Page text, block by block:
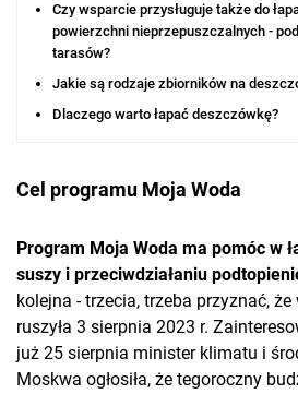
Czy wsparcie przysługuje także do
powierzchni nieprzepuszczalnych -
tarasów?
Jakie są rodzaje zbiorników na
Dlaczego warto łapać deszczówkę?
Cel programu Moja Woda
Program Moja Woda ma pomóc w
suszy i przeciwdziałaniu
kolejna - trzecia, trzeba przyznać,
ruszyła 3 sierpnia 2023 r.
już 25 sierpnia minister klimatu i
Moskwa ogłosiła, że tegoroczny